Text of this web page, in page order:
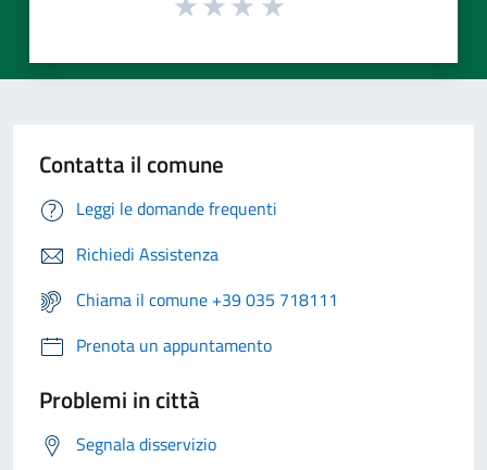
Contatta il comune
Leggi le domande frequenti
Richiedi Assistenza
Chiama il comune +39 035 718111
Prenota un appuntamento
Problemi in città
Segnala disservizio